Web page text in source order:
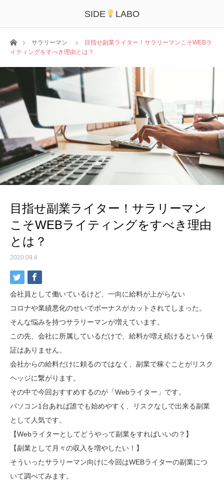
SIDE LABO
ホームサラリーマン
目指せ副業ライター！サラリーマンこそWEBラ
イティングをすべき理由とは？
目指せ副業ライター！サラリーマン
こそWEBライティングをすべき理由
とは？
2020.09.4
会社員として働いているけど、一向に給料が上がらない
コロナや業績悪化のせいでボーナスがカットされてしまった。
そんな悩みを持つサラリーマンが増えています。
この先、会社に所属しているだけで、給料が増え続けるという保
証はありません。
会社からの給料だけに頼るのではなく、副業で稼ぐことがリスク
ヘッジに繋がります。
その中で今回おすすめするのが「Webライター」です。
パソコン1台あれば誰でも始めやすく、リスクなしで出来る副業
として人気です。
【Webライターとしてどうやって副業をすればいいの？】
【副業として月々の収入を増やしたい！】
そういったサラリーマン向けに今回はWEBライターの副業につ
いて調べてみます。